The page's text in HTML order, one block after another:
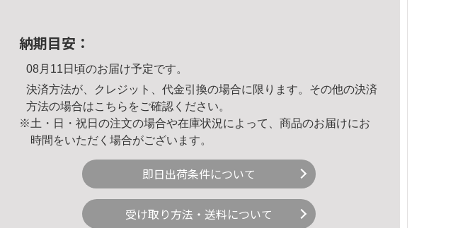
納期目安：
08月11日頃のお届け予定です。
決済方法が、クレジット、代金引換の場合に限ります。その他の決済
方法の場合はこちら をご確認ください。
※土・日・祝日の注文の場合や在庫状況によって、商品のお届けにお
時間をいただく場合がございます。
即日出荷条件について
受け取り方法・送料について